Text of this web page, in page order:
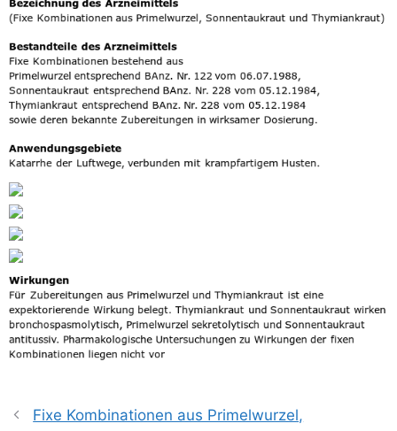
Fixe Kombinationen aus Primelwurzel,